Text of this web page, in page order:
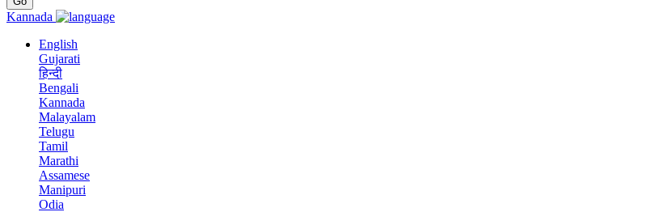
Kannada
English
Gujarati
हिन्दी
Bengali
Kannada
Malayalam
Telugu
Tamil
Marathi
Assamese
Manipuri
Odia